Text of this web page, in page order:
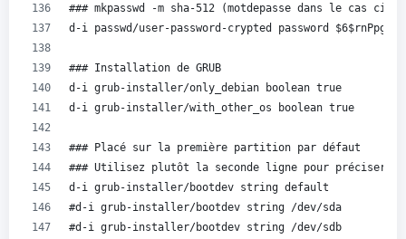
### mkpasswd -m sha-512 (motdepasse dans le cas ci-
d-i passwd/user-password-crypted password
### Installation de GRUB
d-i grub-installer/only_debian boolean true
d-i grub-installer/with_other_os boolean true
### Placé sur la première partition par défaut
### Utilisez plutôt la seconde ligne pour préciser
d-i grub-installer/bootdev string default
#d-i grub-installer/bootdev string /dev/sda
#d-i grub-installer/bootdev string /dev/sdb